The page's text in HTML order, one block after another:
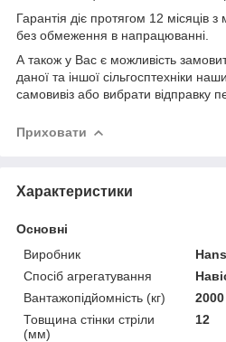
Гарантія діє протягом 12 місяців
без обмеження в напрацюванні.
А також у Вас є можливість
даної та іншої сільгосптехніки
самовивіз або вибрати відправку
Приховати
Характеристики
Основні
Виробник
Спосіб агрегатування
Вантажопідйомність (кг)
2000
Товщина стінки стріли
(мм)
12